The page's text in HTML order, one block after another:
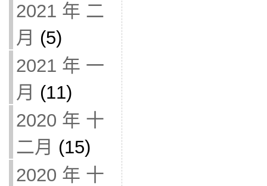
2021 年 二
月 (5)
2021 年 一
月 (11)
2020 年 十
二月 (15)
2020 年 十